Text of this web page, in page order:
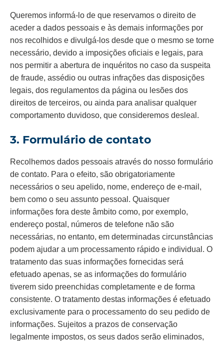
Queremos informá-lo de que reservamos o direito de
aceder a dados pessoais e às demais informações por
nos recolhidos e divulgá-los desde que o mesmo se torne
necessário, devido a imposições oficiais e legais, para
nos permitir a abertura de inquéritos no caso da suspeita
de fraude, assédio ou outras infrações das disposições
legais, dos regulamentos da página ou lesões dos
direitos de terceiros, ou ainda para analisar qualquer
comportamento duvidoso, que consideremos desleal.
3. Formulário de contato
Recolhemos dados pessoais através do nosso formulário
de contato. Para o efeito, são obrigatoriamente
necessários o seu apelido, nome, endereço de e-mail,
bem como o seu assunto pessoal. Quaisquer
informações fora deste âmbito como, por exemplo,
endereço postal, números de telefone não são
necessárias, no entanto, em determinadas circunstâncias
podem ajudar a um processamento rápido e individual. O
tratamento das suas informações fornecidas será
efetuado apenas, se as informações do formulário
tiverem sido preenchidas completamente e de forma
consistente. O tratamento destas informações é efetuado
exclusivamente para o processamento do seu pedido de
informações. Sujeitos a prazos de conservação
legalmente impostos, os seus dados serão eliminados,